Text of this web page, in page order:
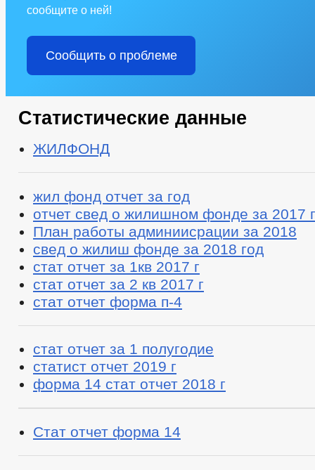
сообщите о ней!
Сообщить о проблеме
Статистические данные
ЖИЛФОНД
жил фонд отчет за год
отчет свед о жилишном фонде за 2017
План работы админиисрации за 2018
свед о жилиш фонде за 2018 год
стат отчет за 1кв 2017 г
стат отчет за 2 кв 2017 г
стат отчет форма п-4
стат отчет за 1 полугодие
статист отчет 2019 г
форма 14 стат отчет 2018 г
Стат отчет форма 14